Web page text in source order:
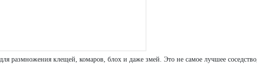
размножения клещей, комаров, блох и даже змей. Это не самое лучшее соседство,